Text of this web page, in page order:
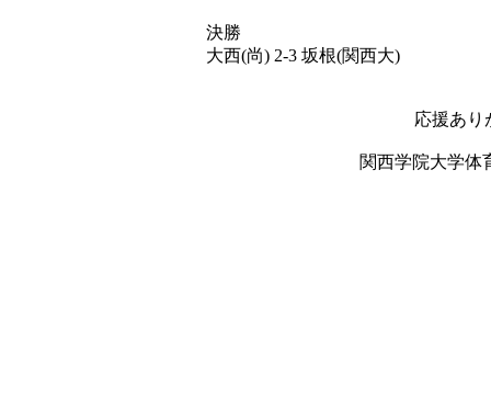
決勝
大西(尚) 2-3 坂根(関西大)
応援あり
関西学院大学体